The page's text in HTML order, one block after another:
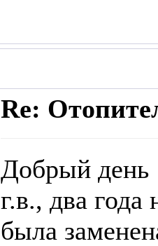
Re:
Добрый день
г.в., два
была